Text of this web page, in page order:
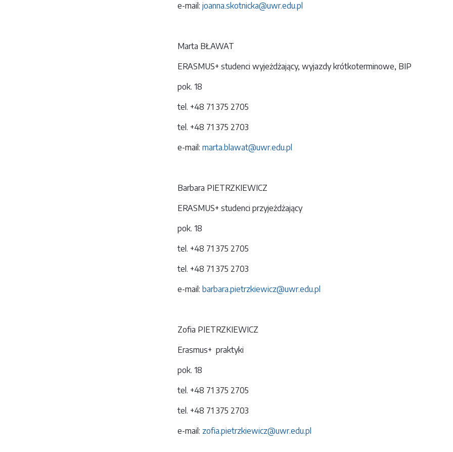
e-mail: joanna.skotnicka@uwr.edu.pl
Marta BŁAWAT
ERASMUS+ studenci wyjeżdżający, wyjazdy krótkoterminowe, BIP
pok. 18
tel. +48 71 375 2705
tel. +48 71 375 2703
e-mail: marta.blawat@uwr.edu.pl
Barbara PIETRZKIEWICZ
ERASMUS+ studenci przyjeżdżający
pok. 18
tel. +48 71 375 2705
tel. +48 71 375 2703
e-mail: barbara.pietrzkiewicz@uwr.edu.pl
Zofia PIETRZKIEWICZ
Erasmus+ praktyki
pok. 18
tel. +48 71 375 2705
tel. +48 71 375 2703
e-mail: zofia.pietrzkiewicz@uwr.edu.pl